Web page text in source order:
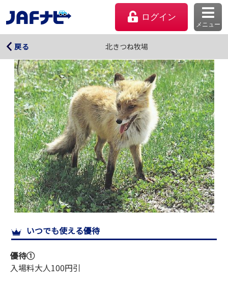
ログイン
メニュー
マイページ
会員優待のご利用方法
サイトマップ
戻る 北きつね牧場
北きつね牧場
いつでも使える優待
優待①
入場料大人100円引